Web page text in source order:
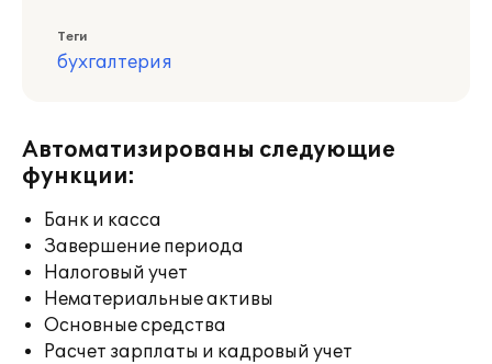
Теги
бухгалтерия
Автоматизированы следующие
функции:
Банк и касса
Завершение периода
Налоговый учет
Нематериальные активы
Основные средства
Расчет зарплаты и кадровый учет